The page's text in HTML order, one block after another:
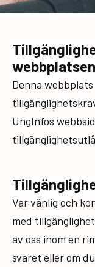
Denna
UngInfos
Var vänlig och
med
av oss inom en
svaret eller om